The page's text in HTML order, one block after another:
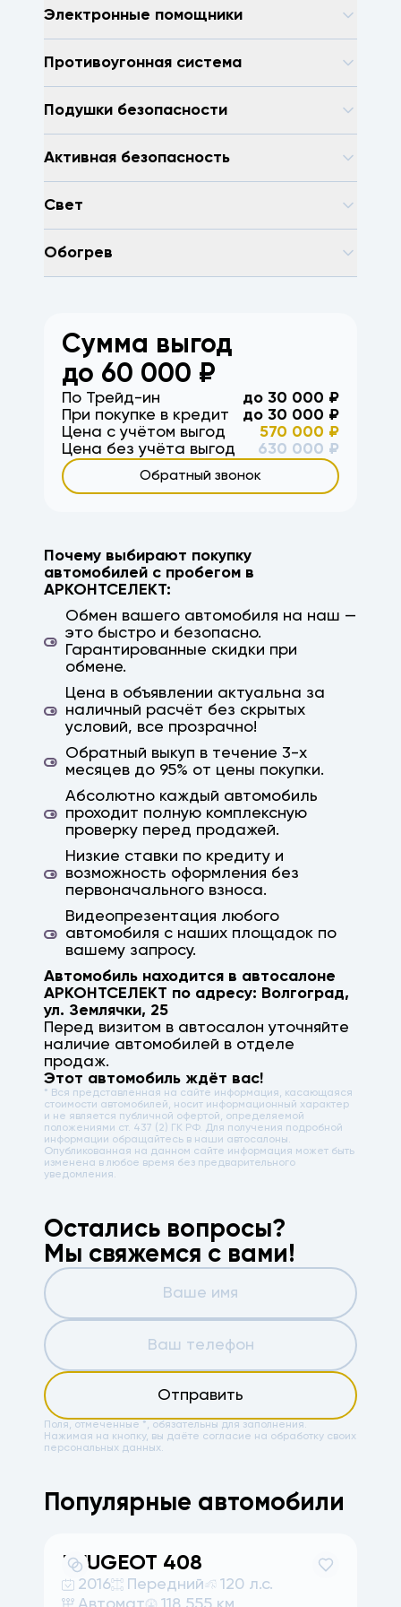
Электронные помощники
Противоугонная система
Подушки безопасности
Активная безопасность
Свет
Обогрев
Сумма выгод
до 60 000 ₽
По Трейд-ин до 30 000 ₽
При покупке в кредит
до 30 000 ₽
Цена с учётом выгод
570 000 ₽
Цена без учёта выгод
630 000 ₽
Обратный звонок
Почему выбирают покупку
автомобилей с пробегом в
АРКОНТСЕЛЕКТ:
Обмен вашего автомобиля на наш —
это быстро и безопасно.
Гарантированные скидки при
обмене.
Цена в объявлении актуальна за
наличный расчёт без скрытых
условий, все прозрачно!
Обратный выкуп в течение 3-х
месяцев до 95% от цены покупки.
Абсолютно каждый автомобиль
проходит полную комплексную
проверку перед продажей.
Низкие ставки по кредиту и
возможность оформления без
первоначального взноса.
Видеопрезентация любого
автомобиля с наших площадок по
вашему запросу.
Автомобиль находится в автосалоне
АРКОНТСЕЛЕКТ по адресу: Волгоград,
ул. Землячки, 25
Перед визитом в автосалон уточняйте
наличие автомобилей в отделе
продаж.
Этот автомобиль ждёт вас!
* Вся представленная на сайте информация, касающаяся
стоимости автомобилей, носит информационный характер
и не является публичной офертой, определяемой
положениями ст. 437 (2) ГК РФ. Для получения подробной
информации обращайтесь в наши автосалоны.
Опубликованная на данном сайте информация может быть
изменена в любое время без предварительного
уведомления.
Остались вопросы?
Мы свяжемся с вами!
Отправить
Поля, отмеченные *, обязательны для заполнения.
Нажимая на кнопку, вы даёте согласие на обработку своих
персональных данных.
Популярные автомобили
PEUGEOT 408
2016 Передний
120 л.с.